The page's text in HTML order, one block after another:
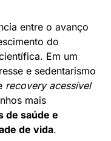
entre o avanço
do
Em um
e sedentarismo
recovery acessível
mais
de saúde e
de vida.